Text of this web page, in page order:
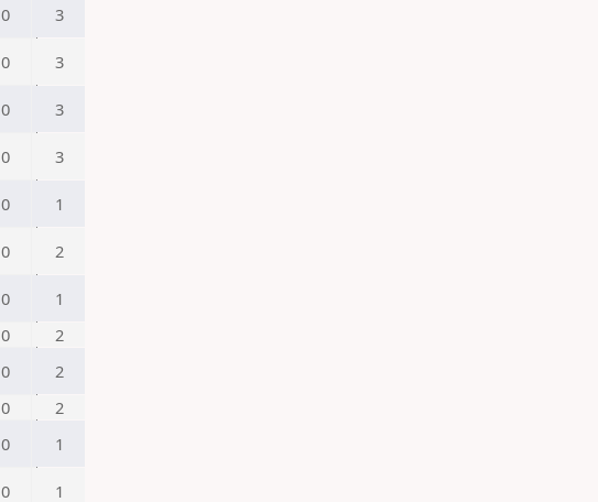
0 3
0 3
0 3
0 3
0 1
0 2
0
1
0
2
0
2
0
2
0 1
0 1